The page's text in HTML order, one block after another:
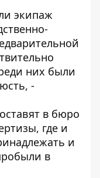
экипаж
них были
-
в бюро
где и
и
в